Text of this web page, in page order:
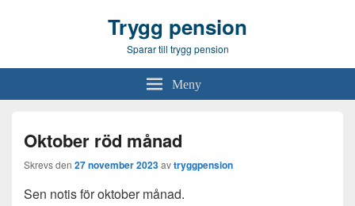
Trygg pension
Sparar till trygg pension
Meny
Oktober röd månad
Skrevs den 27 november 2023avtryggpension
Sen notis för oktober månad.